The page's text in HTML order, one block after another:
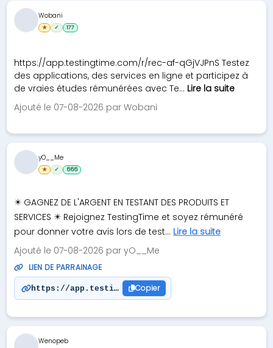
https://app.testingtime.com/r/rec-af-qGjVJPnS Testez
des applications, des services en ligne et participez à
de vraies études rémunérées avec Te... Lire la suite
Ajouté le 07-08-2026 par Wobani
Wobani
★ ✓ 177
✴️ GAGNEZ DE L'ARGENT EN TESTANT DES PRODUITS ET
SERVICES ✴️ Rejoignez TestingTime et soyez rémunéré
pour donner votre avis lors de test... Lire la suite
Ajouté le 07-08-2026 par yO__Me
LIEN DE PARRAINAGE
https://app.testingtime.com/r/rec-af-HAsqogbJ
Copier
yO__Me
★ ✓ 666
Wenopeb